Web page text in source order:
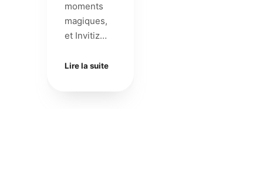
moments
magiques,
et Invitiz…
Lire la suite